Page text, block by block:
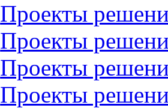
Проекты
Проекты
Проекты
Проекты